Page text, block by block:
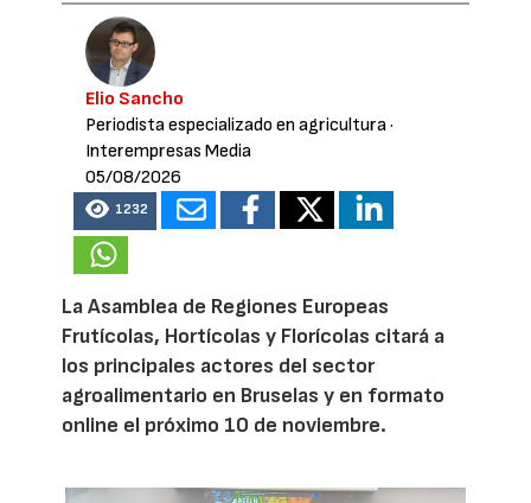
Elio Sancho
Periodista especializado en agricultura·
Interempresas Media
05/08/2026
1232
La Asamblea de Regiones Europeas
Frutícolas, Hortícolas y Florícolas citará a
los principales actores del sector
agroalimentario en Bruselas y en formato
online el próximo 10 de noviembre.